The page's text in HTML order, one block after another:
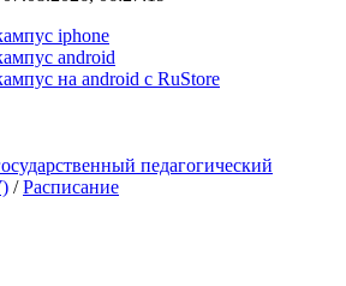
педагогический
/Расписание